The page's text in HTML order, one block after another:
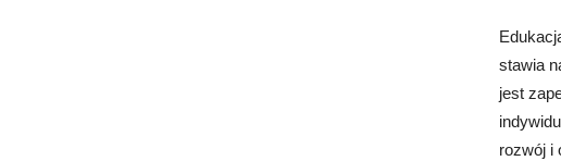
stawia
jest
rozwój i